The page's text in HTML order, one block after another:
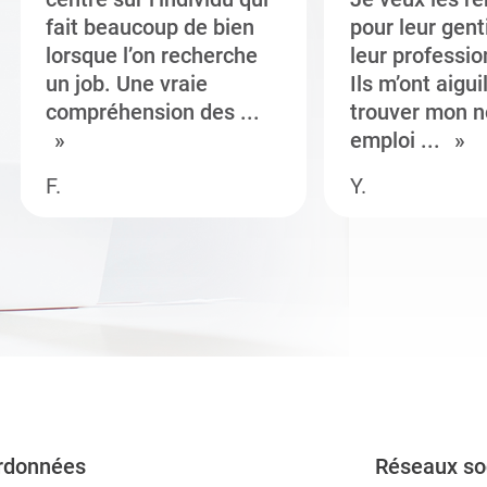
fait beaucoup de bien
lorsque l’on recherche
un job. Une vraie
compréhension des ...
F.
pour leur
leur
Ils m’ont
trouver mon
emploi ...
Y.
Réseaux